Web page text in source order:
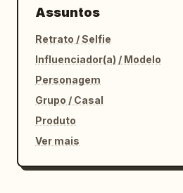
Assuntos
Retrato / Selfie
Influenciador(a) / Modelo
Personagem
Grupo / Casal
Produto
Ver mais